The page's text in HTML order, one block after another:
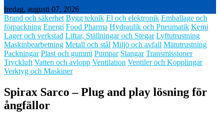
fredag, augusti 07, 2026
Brand och säkerhet Bygg teknik El och elektronik Emballage och
förpackning Energi Food Pharma Hydraulik och Pneumatik Kemi
Lager och verkstad Liftar, Ställningar och Stegar Lyftutrustning
Maskinbearbetning Metall och stål Miljö och avfall Mätutrustning
Packningar Plast och gummi Pumpar Slangar Transmissioner
Tryckluft Vatten och avlopp Ventilation Ventiler och Kopplingar
Verktyg och Maskiner
Spirax Sarco – Plug and play lösning för
ångfällor